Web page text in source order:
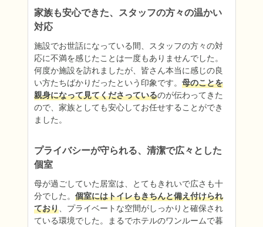
家族も安心できた、スタッフの方々の温かい
対応
施設でお世話になっている間、スタッフの方々の対
応に不満を感じたことは一度もありませんでした。
何度か施設を訪れましたが、皆さん本当に感じの良
い方たちばかりだったという印象です。 母のことを
親身になって見てくださっているのが伝わってきた
ので、家族としても安心してお任せすることができ
ました。
プライバシーが守られる、清潔で広々とした
個室
母が過ごしていた居室は、とてもきれいで広さも十
分でした。 個室にはトイレもきちんと備え付けられ
ており、プライベートな空間がしっかりと確保され
ている環境でした。まるでホテルのワンルームで暮